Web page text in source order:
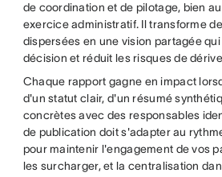
de coordination et de pilotage, bien
exercice administratif. Il transforme
dispersées en une vision partagée
décision et réduit les risques de
Chaque rapport gagne en impact
d'un statut clair, d'un résumé
concrètes avec des responsables
de publication doit s'adapter au
pour maintenir l'engagement de vos
les surcharger, et la centralisation